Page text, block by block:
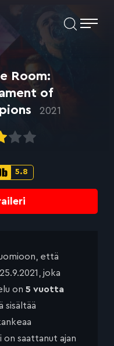
Room:
of
2021
5.8
että
joka
on 5 vuotta
sisältää
saattanut ajan